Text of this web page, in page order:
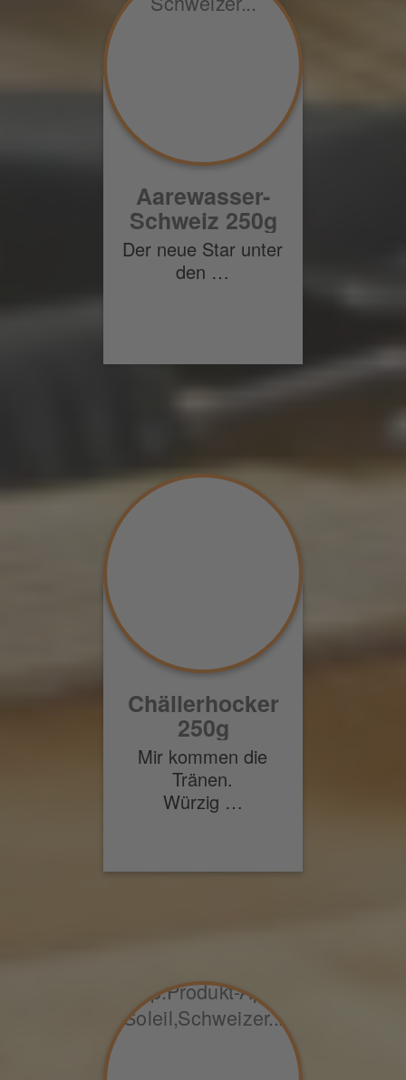
Aarewasser-
Schweiz 250g
Der neue Star unter
den …
Chällerhocker
250g
Mir kommen die
Tränen.
Würzig …